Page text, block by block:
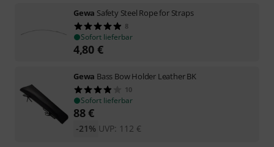
Gewa Safety Steel Rope for Straps
8
Sofort lieferbar
4,80 €
Gewa Bass Bow Holder Leather BK
10
Sofort lieferbar
88€
UVP: 112 €
-21%